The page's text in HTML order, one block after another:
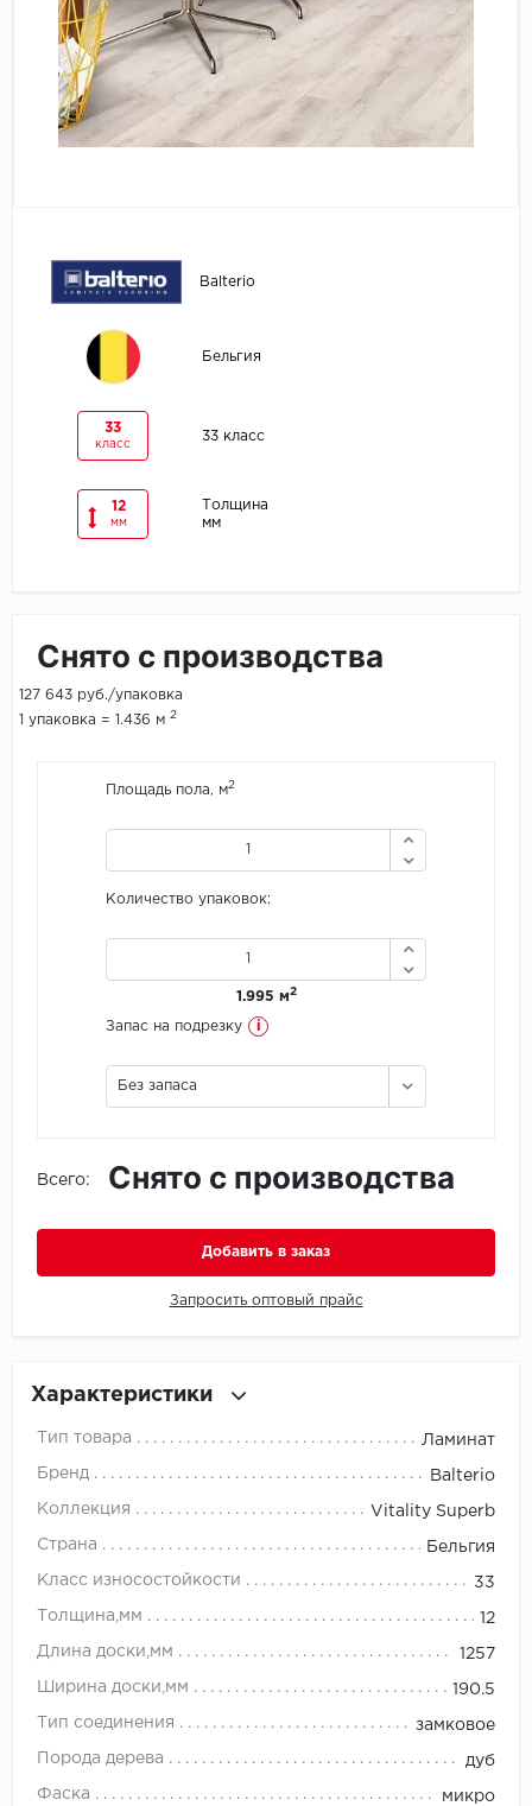
ECO Parquet
Jinan PDM
LG Decotile
Lucky Floor
Made in Belgium
Next Step
Novafloor
Primavera
ROYCE
Balterio
Бельгия
33
класс
33 класс
12
мм
Толщина
мм
Снято с производства
127 643 руб./упаковка
1 упаковка = 1.436 м 2
Площадь пола, м2
Количество упаковок:
1.995 м2
Запас на подрезку i
Без запаса
Всего: Снято с производства
Добавить в заказ
Запросить оптовый прайс
Характеристики
Тип товара Ламинат
Бренд Balterio
Коллекция Vitality Superb
Страна Бельгия
Класс износостойкости 33
Толщина,мм 12
Длина доски,мм 1257
Ширина доски,мм 190.5
Тип соединения замковое
Порода дерева дуб
Фаска микро